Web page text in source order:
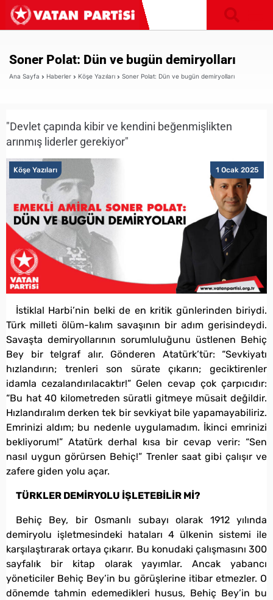
Soner Polat: Dün ve bugün demiryolları
Ana Sayfa Haberler Köşe Yazıları Soner Polat: Dün ve bugün demiryolları
"Devlet çapında kibir ve kendini beğenmişlikten
arınmış liderler gerekiyor"
1 Ocak 2025
Köşe Yazıları
İstiklal Harbi’nin belki de en kritik günlerinden biriydi.
Türk milleti ölüm-kalım savaşının bir adım gerisindeydi.
Savaşta demiryollarının sorumluluğunu üstlenen Behiç
Bey bir telgraf alır. Gönderen Atatürk’tür: “Sevkiyatı
hızlandırın; trenleri son sürate çıkarın; geciktirenler
idamla cezalandırılacaktır!” Gelen cevap çok çarpıcıdır:
“Bu hat 40 kilometreden süratli gitmeye müsait değildir.
Hızlandıralım derken tek bir sevkiyat bile yapamayabiliriz.
Emrinizi aldım; bu nedenle uygulamadım. İkinci emrinizi
bekliyorum!” Atatürk derhal kısa bir cevap verir: “Sen
nasıl uygun görürsen Behiç!” Trenler saat gibi çalışır ve
zafere giden yolu açar.
TÜRKLER DEMİRYOLU İŞLETEBİLİR Mİ?
Behiç Bey, bir Osmanlı subayı olarak 1912 yılında
demiryolu işletmesindeki hataları 4 ülkenin sistemi ile
karşılaştırarak ortaya çıkarır. Bu konudaki çalışmasını 300
sayfalık bir kitap olarak yayımlar. Ancak yabancı
yöneticiler Behiç Bey’in bu görüşlerine itibar etmezler. O
dönemde tahmin edemedikleri husus, Behiç Bey’in bu